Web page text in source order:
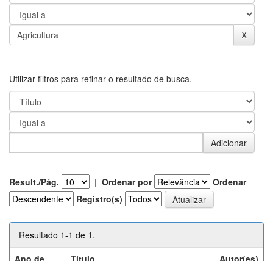
Utilizar filtros para refinar o resultado de busca.
Result./Pág. | Ordenar por
Ordenar
Registro(s)
Resultado 1-1 de 1.
Ano de
Título Autor(es)